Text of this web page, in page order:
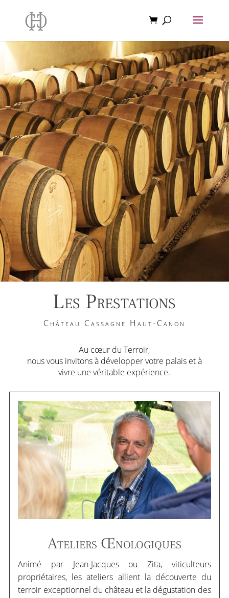
Les Prestations
Château Cassagne Haut-Canon
Au cœur du Terroir,
nous vous invitons à développer votre palais et à
vivre une véritable expérience.
Ateliers Œnologiques
Animé par Jean-Jacques ou Zita, viticulteurs
propriétaires, les ateliers allient la découverte du
terroir exceptionnel du château et la dégustation des